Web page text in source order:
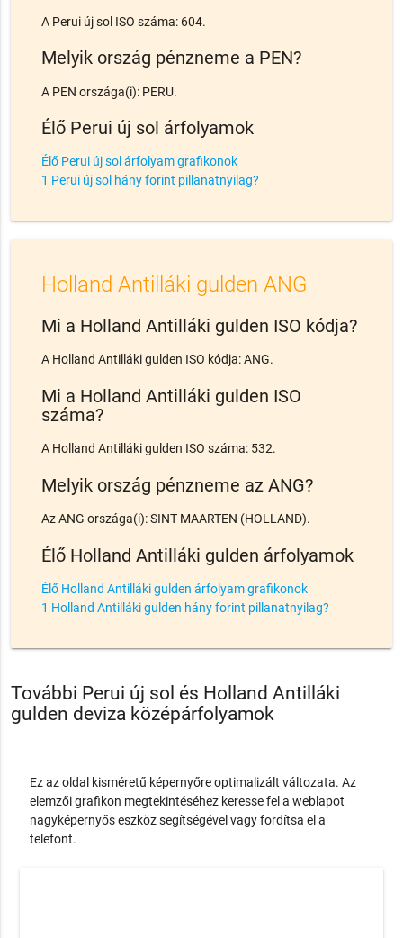
A Perui új sol ISO száma: 604.
Melyik ország pénzneme a PEN?
A PEN országa(i): PERU.
Élő Perui új sol árfolyamok
Élő Perui új sol árfolyam grafikonok
1 Perui új sol hány forint pillanatnyilag?
Holland Antilláki gulden ANG
Mi a Holland Antilláki gulden ISO kódja?
A Holland Antilláki gulden ISO kódja: ANG.
Mi a Holland Antilláki gulden ISO
száma?
A Holland Antilláki gulden ISO száma: 532.
Melyik ország pénzneme az ANG?
Az ANG országa(i): SINT MAARTEN (HOLLAND).
Élő Holland Antilláki gulden árfolyamok
Élő Holland Antilláki gulden árfolyam grafikonok
1 Holland Antilláki gulden hány forint pillanatnyilag?
További Perui új sol és Holland Antilláki
gulden deviza középárfolyamok
Ez az oldal kisméretű képernyőre optimalizált változata. Az
elemzői grafikon megtekintéséhez keresse fel a weblapot
nagyképernyős eszköz segítségével vagy fordítsa el a
telefont.